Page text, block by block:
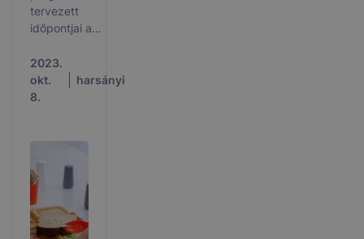
tervezett
időpontjai a
tanévben.
Szeretettel
várjuk az
bemutatkozó
prezentációra és
óralátogatásokra!
2023.
okt.
8.
harsányi